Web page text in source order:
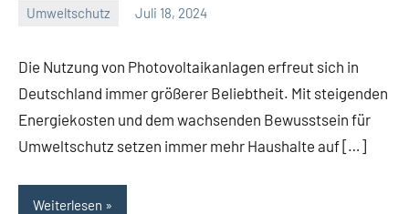
Umweltschutz Juli 18, 2024
Die Nutzung von Photovoltaikanlagen erfreut sich in
Deutschland immer größerer Beliebtheit. Mit steigenden
Energiekosten und dem wachsenden Bewusstsein für
Umweltschutz setzen immer mehr Haushalte auf […]
Weiterlesen